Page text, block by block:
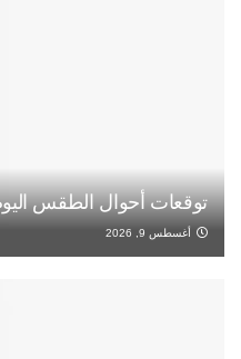
توقعات أحوال الطقس
أغسطس 9, 2026